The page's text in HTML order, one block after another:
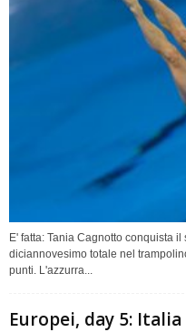
E' fatta: Tania Cagnotto conquista
diciannovesimo totale nel
punti. L'azzurra...
Europei, day 5: